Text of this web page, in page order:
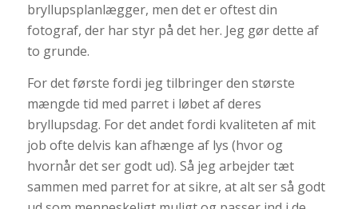
bryllupsplanlægger, men det er oftest din
fotograf, der har styr på det her. Jeg gør dette af
to grunde.
For det første fordi jeg tilbringer den største
mængde tid med parret i løbet af deres
bryllupsdag. For det andet fordi kvaliteten af mit
job ofte delvis kan afhænge af lys (hvor og
hvornår det ser godt ud). Så jeg arbejder tæt
sammen med parret for at sikre, at alt ser så godt